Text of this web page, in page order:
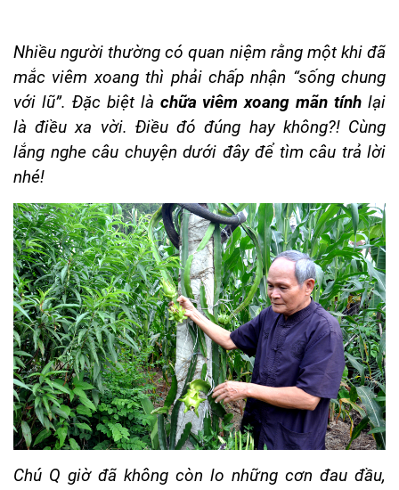
Nhiều người thường có quan niệm rằng một khi đã
mắc viêm xoang thì phải chấp nhận “sống chung
với lũ”. Đặc biệt là chữa viêm xoang mãn tính lại
là điều xa vời. Điều đó đúng hay không?! Cùng
lắng nghe câu chuyện dưới đây để tìm câu trả lời
nhé!
Chú Q giờ đã không còn lo những cơn đau đầu,